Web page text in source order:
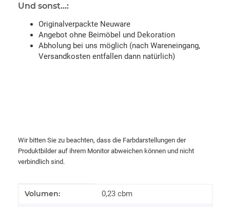
Und sonst...:
Originalverpackte Neuware
Angebot ohne Beimöbel und Dekoration
Abholung bei uns möglich (nach Wareneingang,
Versandkosten entfallen dann natürlich)
Wir bitten Sie zu beachten, dass die Farbdarstellungen der
Produktbilder auf ihrem Monitor abweichen können und nicht
verbindlich sind.
Produkteigenschaft
Wert
Volumen: 0,23 cbm